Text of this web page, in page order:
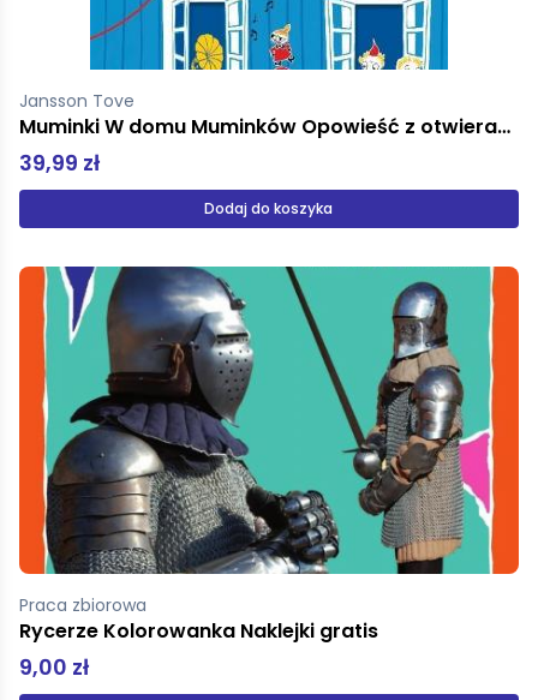
Jansson Tove
Muminki W domu Muminków Opowieść z otwieranymi okienkami
39,99 zł
Dodaj do koszyka
Praca zbiorowa
Rycerze Kolorowanka Naklejki gratis
9,00 zł